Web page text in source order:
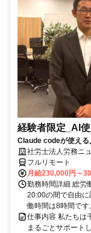
経験者限定_AI
Claude codeが使える
社労士法人労務ニ
フルリモート
月給230,000円～
勤務時間詳細 総労
20:00の間で自由
働時間は8時間で
仕事内容 私たちは
まるごとサポート